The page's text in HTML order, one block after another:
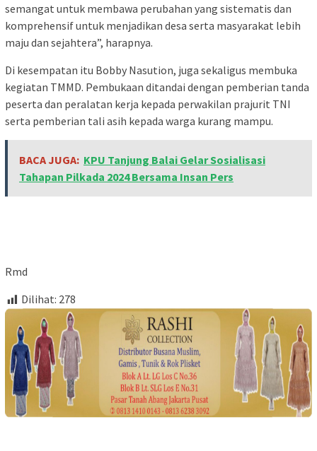
semangat untuk membawa perubahan yang sistematis dan
komprehensif untuk menjadikan desa serta masyarakat lebih
maju dan sejahtera”, harapnya.
Di kesempatan itu Bobby Nasution, juga sekaligus membuka
kegiatan TMMD. Pembukaan ditandai dengan pemberian tanda
peserta dan peralatan kerja kepada perwakilan prajurit TNI
serta pemberian tali asih kepada warga kurang mampu.
BACA JUGA: KPU Tanjung Balai Gelar Sosialisasi
Tahapan Pilkada 2024 Bersama Insan Pers
Rmd
Dilihat: 278